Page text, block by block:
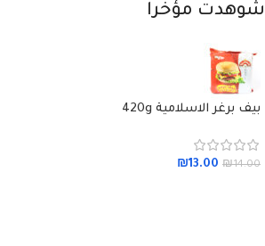
شوهدت مؤخرا
بيف برغر الاسلامية 420g
₪14.00
₪13.00